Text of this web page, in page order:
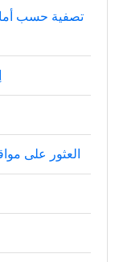
تصفية حسب
العثور على